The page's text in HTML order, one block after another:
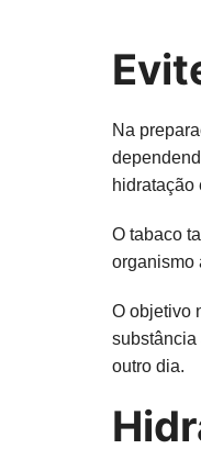
Na
hidratação
O tabaco
organismo
O objetivo
substância
outro dia.